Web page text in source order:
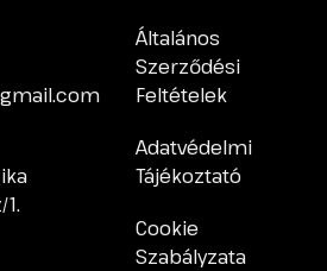
Általános
Szerződési
Feltételek
Adatvédelmi
Tájékoztató
Cookie
Szabályzata